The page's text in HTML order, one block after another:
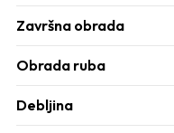
Završna obrada
Obrada ruba
Debljina